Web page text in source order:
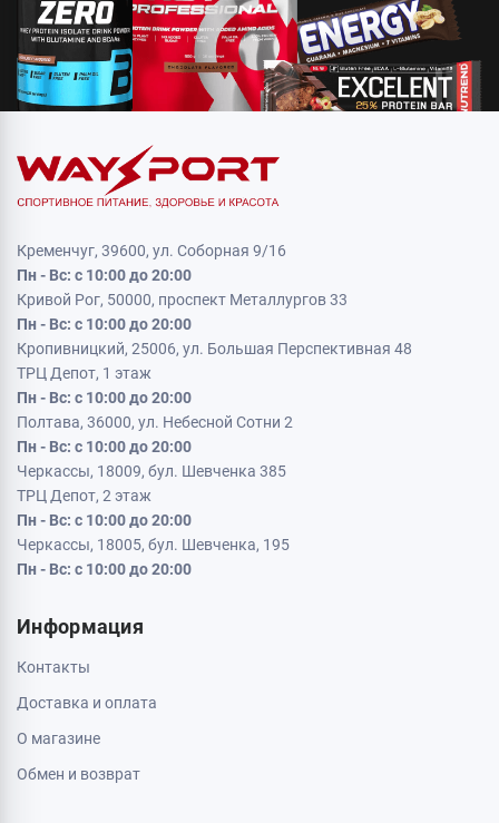
Кременчуг, 39600, ул. Соборная 9/16
Пн - Вс: с 10:00 до 20:00
Кривой Рог, 50000, проспект Металлургов 33
Пн - Вс: с 10:00 до 20:00
Кропивницкий, 25006, ул. Большая Перспективная 48
ТРЦ Депот, 1 этаж
Пн - Вс: с 10:00 до 20:00
Полтава, 36000, ул. Небесной Сотни 2
Пн - Вс: с 10:00 до 20:00
Черкассы, 18009, бул. Шевченка 385
ТРЦ Депот, 2 этаж
Пн - Вс: с 10:00 до 20:00
Черкассы, 18005, бул. Шевченка, 195
Пн - Вс: с 10:00 до 20:00
Информация
Контакты
Доставка и оплата
О магазине
Обмен и возврат